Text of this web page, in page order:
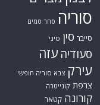
סוריה סחר סמים
סייבר סין סיני
סעודיה עזה
עירק צבא סוריה חופשי
צרפת קונייטרה
קורונה קטאר